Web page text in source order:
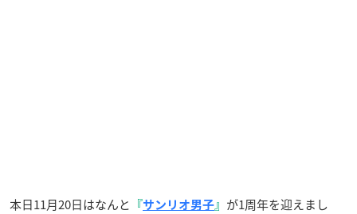
本日11月20日はなんと 『サンリオ男子 』 が1周年を迎えまし